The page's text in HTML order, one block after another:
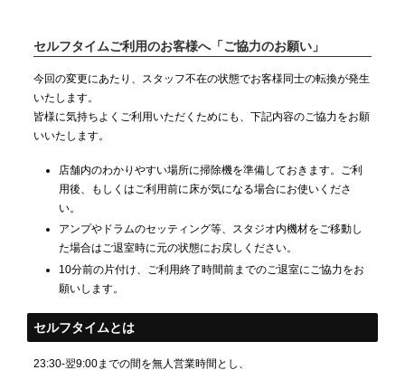
セルフタイムご利用のお客様へ「ご協力のお願い」
今回の変更にあたり、スタッフ不在の状態でお客様同士の転換が発生
いたします。
皆様に気持ちよくご利用いただくためにも、下記内容のご協力をお願
いいたします。
店舗内のわかりやすい場所に掃除機を準備しておきます。ご利
用後、もしくはご利用前に床が気になる場合にお使いくださ
い。
アンプやドラムのセッティング等、スタジオ内機材をご移動し
た場合はご退室時に元の状態にお戻しください。
10分前の片付け、ご利用終了時間前までのご退室にご協力をお
願いします。
セルフタイムとは
23:30-翌9:00までの間を無人営業時間とし、